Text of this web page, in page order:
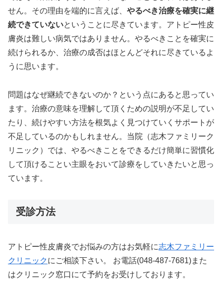
せん。その理由を端的に言えば、 やるべき治療を確実に継
続できていないということに尽きています。アトピー性皮
膚炎は難しい病気ではありません。やるべきことを確実に
続けられるか、治療の成否はほとんどそれに尽きているよ
うに思います。
問題はなぜ継続できないのか？という点にあると思ってい
ます。治療の意味を理解して頂くための説明が不足してい
たり、続けやすい方法を根気よく見つけていくサポートが
不足しているのかもしれません。当院（志木ファミリーク
リニック）では、やるべきことをできるだけ簡単に習慣化
して頂けることい主眼をおいて診療をしていきたいと思っ
ています。
受診方法
アトピー性皮膚炎でお悩みの方はお気軽に志木ファミリー
クリニックにご相談下さい。 お電話(048-487-7681)また
はクリニック窓口にて予約をお受けしております。